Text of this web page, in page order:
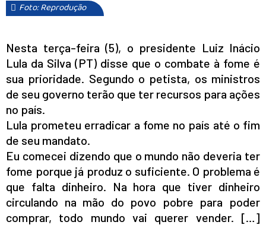
Foto: Reprodução
Nesta terça-feira (5), o presidente Luiz Inácio
Lula da Silva (PT) disse que o combate à fome é
sua prioridade. Segundo o petista, os ministros
de seu governo terão que ter recursos para ações
no país.
Lula prometeu erradicar a fome no país até o fim
de seu mandato.
Eu comecei dizendo que o mundo não deveria ter
fome porque já produz o suficiente. O problema é
que falta dinheiro. Na hora que tiver dinheiro
circulando na mão do povo pobre para poder
comprar, todo mundo vai querer vender. […]